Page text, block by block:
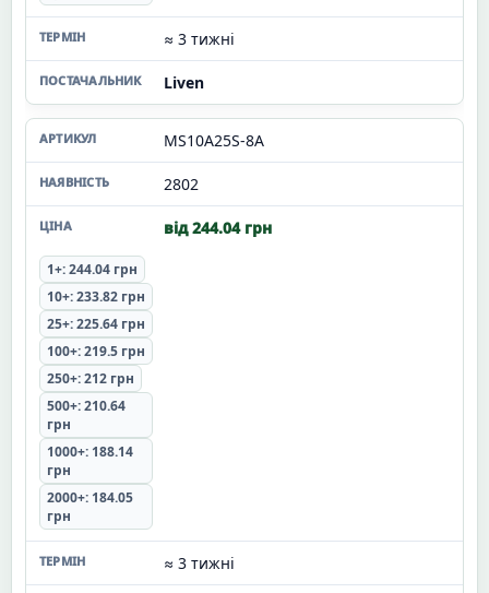
≈ 3 тижні
Liven
MS10A25S-8A
2802
від 244.04 грн
1+: 244.04 грн
10+: 233.82 грн
25+: 225.64 грн
100+: 219.5 грн
250+: 212 грн
500+: 210.64
грн
1000+: 188.14
грн
2000+: 184.05
грн
≈ 3 тижні